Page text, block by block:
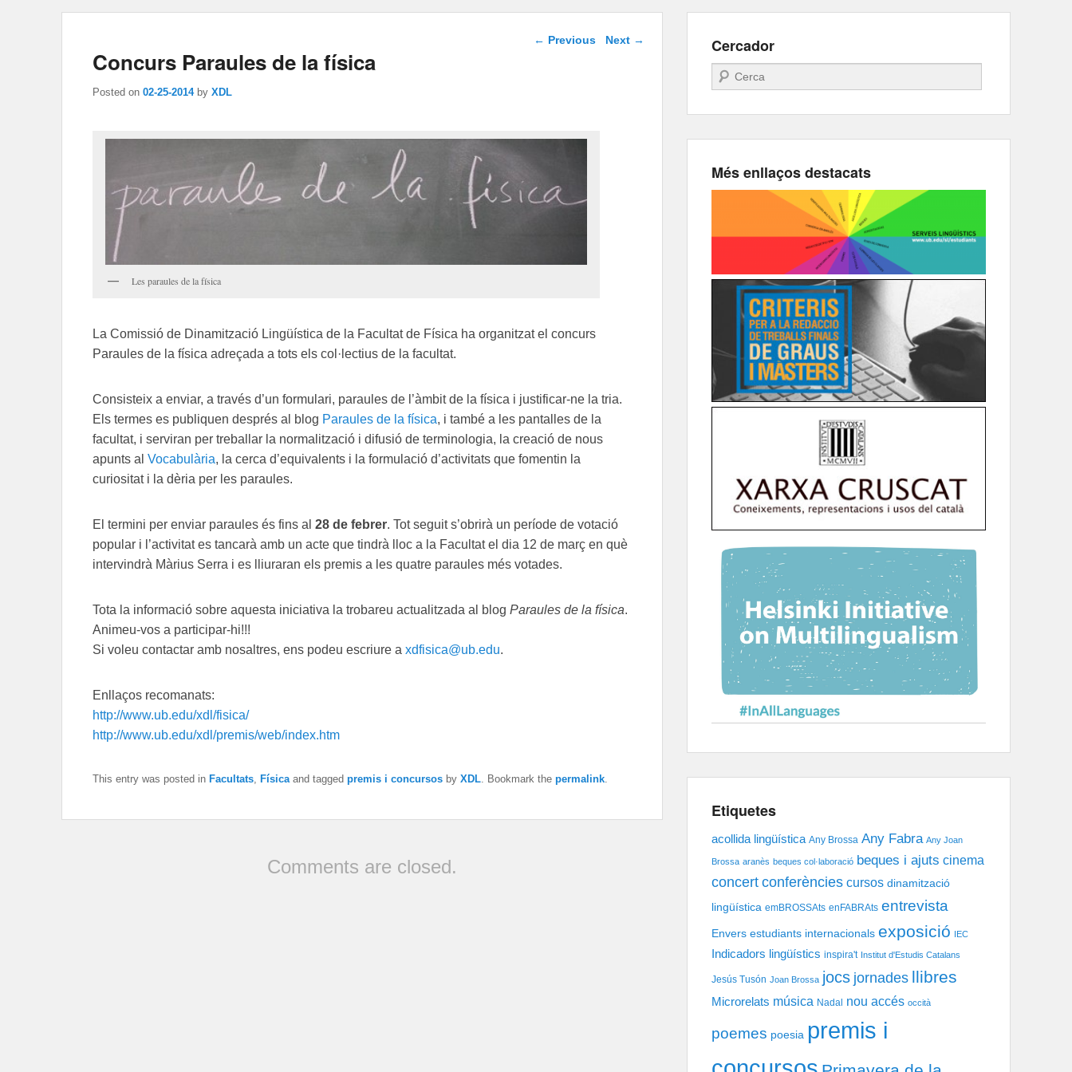
Post navigation
← Previous Next →
Concurs Paraules de la física
Posted on 02-25-2014 by XDL
Les paraules de la física
La Comissió de Dinamització Lingüística de la Facultat de Física ha organitzat el concurs
Paraules de la física adreçada a tots els col·lectius de la facultat.
Consisteix a enviar, a través d’un formulari, paraules de l’àmbit de la física i justificar-ne la tria.
Els termes es publiquen després al blog Paraules de la física, i també a les pantalles de la
facultat, i serviran per treballar la normalització i difusió de terminologia, la creació de nous
apunts al Vocabulària, la cerca d’equivalents i la formulació d’activitats que fomentin la
curiositat i la dèria per les paraules.
El termini per enviar paraules és fins al 28 de febrer. Tot seguit s’obrirà un període de votació
popular i l’activitat es tancarà amb un acte que tindrà lloc a la Facultat el dia 12 de març en què
intervindrà Màrius Serra i es lliuraran els premis a les quatre paraules més votades.
Tota la informació sobre aquesta iniciativa la trobareu actualitzada al blog Paraules de la física.
Animeu-vos a participar-hi!!!
Si voleu contactar amb nosaltres, ens podeu escriure a xdfisica@ub.edu.
Enllaços recomanats:
http://www.ub.edu/xdl/fisica/
http://www.ub.edu/xdl/premis/web/index.htm
This entry was posted in Facultats Física and tagged premis i concursos by XDL . Bookmark the permalink
Comments are closed.
Cercador
Search
Més enllaços destacats
Etiquetes
acollida lingüística Any Brossa Any Fabra Any Joan
Brossa aranès beques col·laboració beques i ajuts cinema
concert conferències cursos dinamització
lingüística emBROSSAts enFABRAts entrevista
Envers estudiants internacionals exposició IEC
Indicadors lingüístics inspira't Institut d'Estudis Catalans
Jesús Tusón Joan Brossa jocs jornades llibres
Microrelats música Nadal nou accés occità
poemes poesia premis i